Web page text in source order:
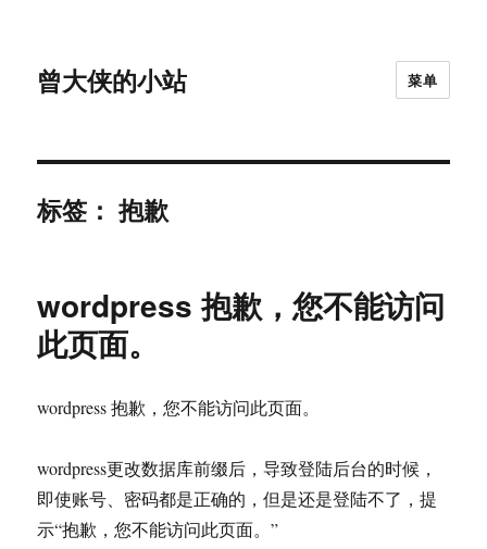
曾大侠的小站 菜单
标签：抱歉
wordpress 抱歉，您不能访问
此页面。
wordpress 抱歉，您不能访问此页面。
wordpress更改数据库前缀后，导致登陆后台的时候，
即使账号、密码都是正确的，但是还是登陆不了，提
示“抱歉，您不能访问此页面。”